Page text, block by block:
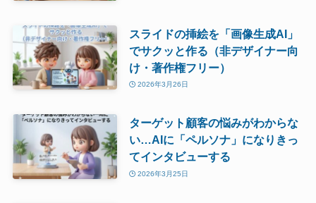
スライドの挿絵を「画像生成AI」
でサクッと作る（非デザイナー向
け・著作権フリー）
2026年3月26日
ターゲット顧客の悩みがわからな
い…AIに「ペルソナ」になりきっ
てインタビューする
2026年3月25日